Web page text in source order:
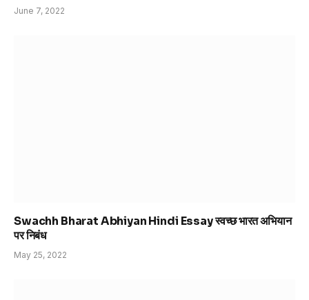
June 7, 2022
Swachh Bharat Abhiyan Hindi Essay स्वच्छ भारत अभियान
पर निबंध
May 25, 2022